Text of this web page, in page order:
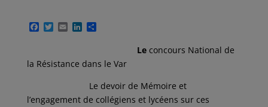
F
b
T
t
E
l
L
e
n
P
a
e
Leconcours National de
la Résistance dans le Var
Le devoir de Mémoire et
l’engagement de collégiens et lycéens sur ces